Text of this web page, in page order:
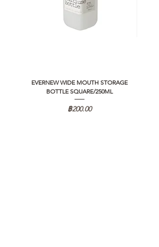
EVERNEW WIDE MOUTH STORAGE
BOTTLE SQUARE/250ML
ราคา
฿200.00